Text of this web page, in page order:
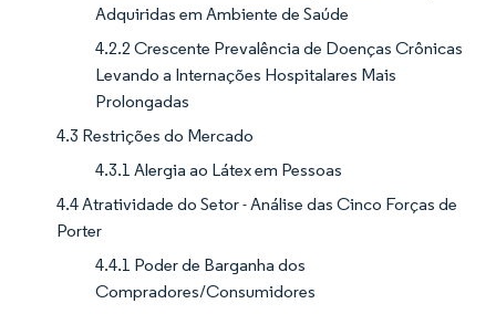
Adquiridas em Ambiente de Saúde
4.2.2 Crescente Prevalência de Doenças Crônicas
Levando a Internações Hospitalares Mais
Prolongadas
4.3 Restrições do Mercado
4.3.1 Alergia ao Látex em Pessoas
4.4 Atratividade do Setor - Análise das Cinco Forças de
Porter
4.4.1 Poder de Barganha dos
Compradores/Consumidores